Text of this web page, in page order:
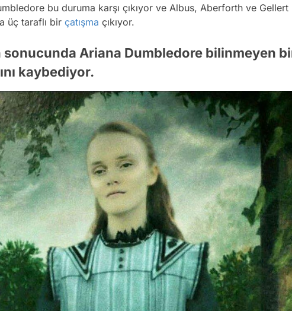
bu duruma karşı çıkıyor ve Albus, Aberforth ve Gellert
üç taraflı bir çatışma çıkıyor.
sonucunda Ariana Dumbledore bilinmeyen
kaybediyor.